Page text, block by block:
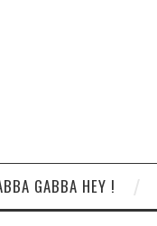
GABBA HEY !